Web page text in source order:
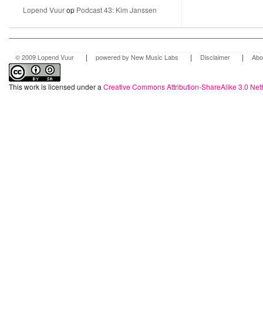
Lopend Vuurop Podcast 43: Kim Janssen
© 2009 Lopend Vuur | powered by New Music Labs | Disclaimer |
This work is licensed under a Creative Commons Attribution-ShareAlike 3.0